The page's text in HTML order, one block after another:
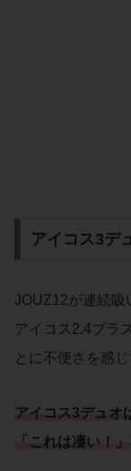
アイコス3デ
JOUZ12が連続吸
アイコス2.4プラ
とに不便さを感
アイコス3デュオ
「これは凄い！